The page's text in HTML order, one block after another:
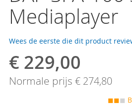
Mediaplayer
Wees de eerste die dit product
Speciale
prijs
€ 229,00
Normale prijs € 274,80
◼◼◼